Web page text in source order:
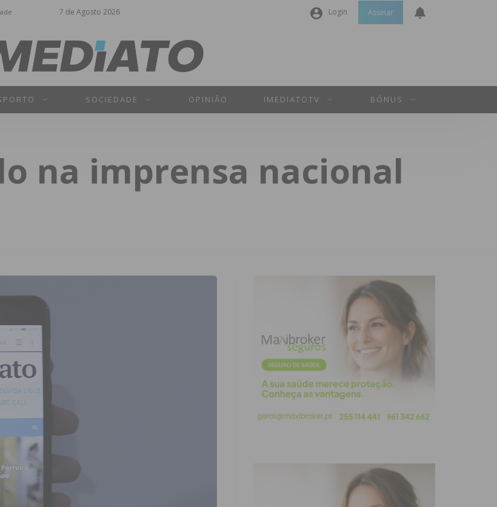
7 de Agosto 2026 Login
Senha
INICIAR SESSÃO
Assinar
SOCIEDADE OPINIÃO IMEDIATOTV BÓNUS
na imprensa nacional